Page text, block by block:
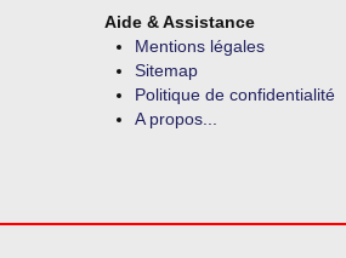
Aide & Assistance
Mentions légales
Sitemap
Politique de confidentialité
A propos...